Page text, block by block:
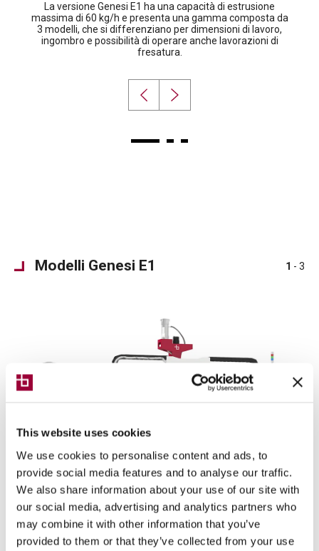
This website uses cookies
We use cookies to personalise content and ads, to
provide social media features and to analyse our traffic.
We also share information about your use of our site with
our social media, advertising and analytics partners who
may combine it with other information that you’ve
provided to them or that they’ve collected from your use
La versione Genesi E1 ha una capacità di estrusione
massima di 60 kg/h e presenta una gamma composta da
3 modelli, che si differenziano per dimensioni di lavoro,
ingombro e possibilità di operare anche lavorazioni di
fresatura.
Modelli Genesi E1 1 - 3
Genesi E1 A K40